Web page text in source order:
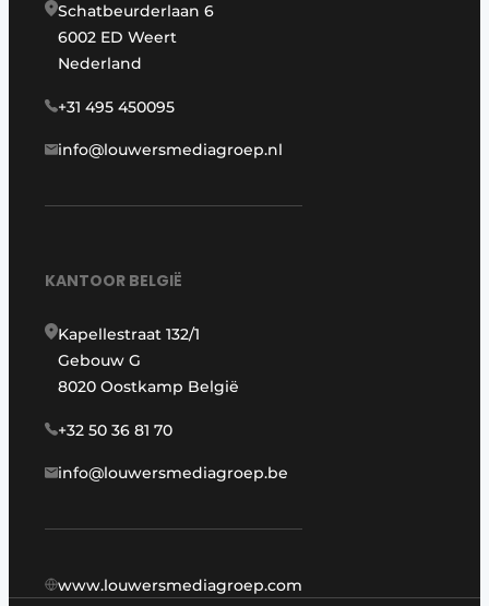
Schatbeurderlaan 6
6002 ED Weert
Nederland
+31 495 450095
info@louwersmediagroep.nl
KANTOOR BELGIË
Kapellestraat 132/1
Gebouw G
8020 Oostkamp België
+32 50 36 81 70
info@louwersmediagroep.be
www.louwersmediagroep.com